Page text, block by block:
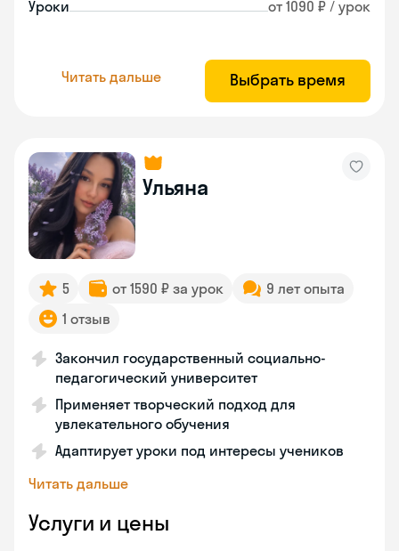
Уроки от 1090 ₽ / урок
Читать дальше Выбрать время
Ульяна
5 от 1590 ₽ за урок
9 лет опыта
1 отзыв
Закончил государственный социально-
педагогический университет
Применяет творческий подход для
увлекательного обучения
Адаптирует уроки под интересы учеников
Читать дальше
Услуги и цены